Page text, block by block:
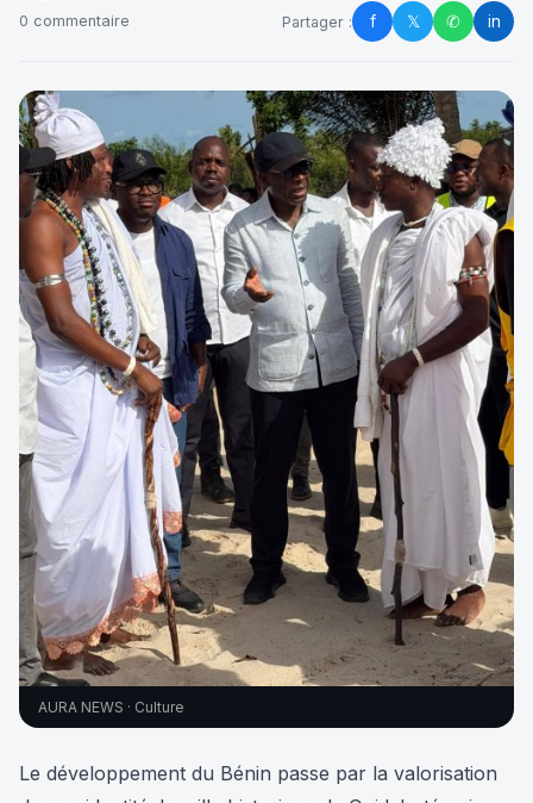
0 commentaire Partager : f 𝕏 ✆ in
AURA NEWS · Culture
Le développement du Bénin passe par la valorisation